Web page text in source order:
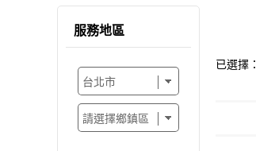
已選擇：
服務地區